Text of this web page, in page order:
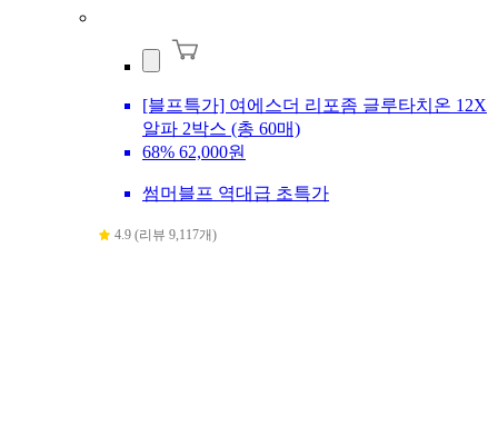
[블프특가] 여에스더 리포좀 글루타치온 12X
알파 2박스 (총 60매)
68% 62,000원
썸머블프 역대급 초특가
4.9 (리뷰 9,117개)